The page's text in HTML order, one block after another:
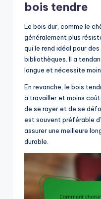
bois tendre
Le bois dur, comme le
généralement plus
qui le rend idéal pour
bibliothèques. Il a
longue et nécessite
En revanche, le bois
à travailler et moins
de se rayer et de se
est souvent préférable
assurer une meilleure
durable.